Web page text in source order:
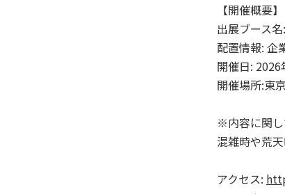
【開催概要】
出展ブース
配置情報: 企
開催日:
開催場所:東
※内容に関し
混雑時や荒
アクセス: